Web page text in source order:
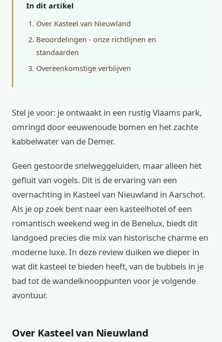
In dit artikel
Over Kasteel van Nieuwland
Beoordelingen - onze richtlijnen en
standaarden
Overeenkomstige verblijven
Stel je voor: je ontwaakt in een rustig Vlaams park,
omringd door eeuwenoude bomen en het zachte
kabbelwater van de Demer.
Geen gestoorde snelweggeluiden, maar alleen het
gefluit van vogels. Dit is de ervaring van een
overnachting in Kasteel van Nieuwland in Aarschot.
Als je op zoek bent naar een kasteelhotel of een
romantisch weekend weg in de Benelux, biedt dit
landgoed precies die mix van historische charme en
moderne luxe. In deze review duiken we dieper in
wat dit kasteel te bieden heeft, van de bubbels in je
bad tot de wandelknooppunten voor je volgende
avontuur.
Over Kasteel van Nieuwland